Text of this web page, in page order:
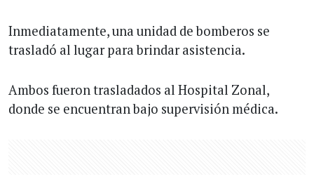
Inmediatamente, una unidad de bomberos se
trasladó al lugar para brindar asistencia.
Ambos fueron trasladados al Hospital Zonal,
donde se encuentran bajo supervisión médica.